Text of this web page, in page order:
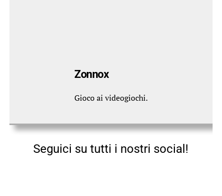
Zonnox
Gioco ai videogiochi.
Seguici su tutti i nostri social!